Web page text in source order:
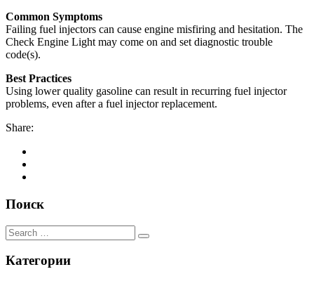
Common Symptoms
Failing fuel injectors can cause engine misfiring and hesitation. The
Check Engine Light may come on and set diagnostic trouble
code(s).
Best Practices
Using lower quality gasoline can result in recurring fuel injector
problems, even after a fuel injector replacement.
Share:
Поиск
Категории